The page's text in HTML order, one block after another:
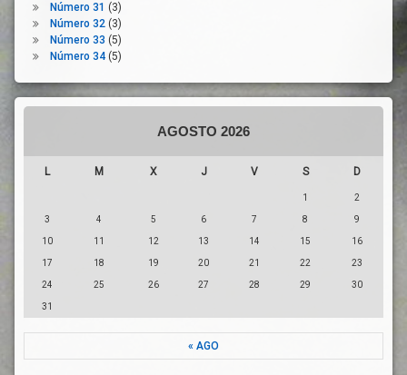
Servicios
Públicos
Suelo
Saludable
Número 31 (3)
Número 32(3)
Número 33 (5)
Número 34(5)
AGOSTO 2026
L M X J V S D
1 2
3 4 5 6 7 8 9
10 11 12 13 14 15 16
17 18 19 20 21 22 23
24 25 26 27 28 29 30
31
« AGO